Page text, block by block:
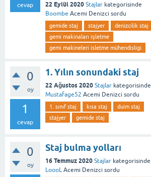
cevap 22 Eylül 2020 Stajlar kategorisinde
Boombe Acemi Denizci sordu
gemide staj stajyer
denizcilik staj
gemi makinaları işletme
gemi makineleri isletme mühendisligi
0
oy
1
cevap
1. Yılın sonundaki staj
22 Ağustos 2020 Stajlar kategorisinde
Mustafage52 Acemi Denizci sordu
1. sınıf staj kısa staj
duim staj
stajyer
gemide staj
0
oy
Staj bulma yolları
16 Temmuz 2020 Stajlar kategorisinde
LoooL Acemi Denizci sordu